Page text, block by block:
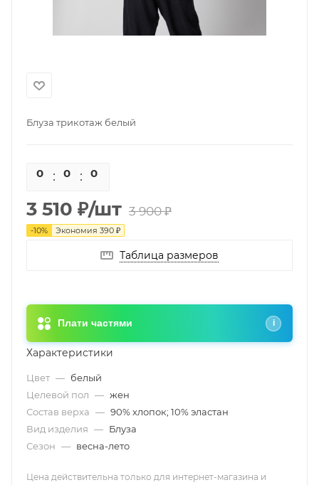
Блуза трикотаж белый
0 0 0
3 510 ₽/шт 3 900₽
-10% Экономия 390 ₽
Таблица размеров
Плати частями i
Характеристики
Цвет — белый
Целевой пол — жен
Состав верха — 90% хлопок; 10% эластан
Вид изделия — Блуза
Сезон — весна-лето
Цена действительна только для интернет-магазина и